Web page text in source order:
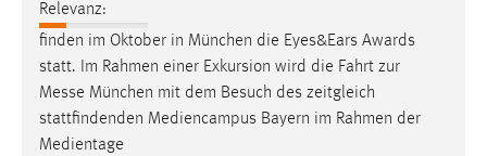
Relevanz:
finden im Oktober in München die Eyes&Ears Awards
statt. Im Rahmen einer Exkursion wird die Fahrt zur
Messe München mit dem Besuch des zeitgleich
stattfindenden Mediencampus Bayern im Rahmen der
Medientage
einloggen zu können.
Cookie Laufzeit:
24 Stunden